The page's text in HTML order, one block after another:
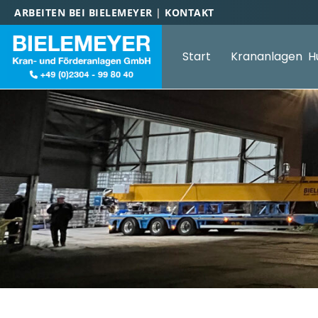
ARBEITEN BEI BIELEMEYER | KONTAKT
Start Krananlagen